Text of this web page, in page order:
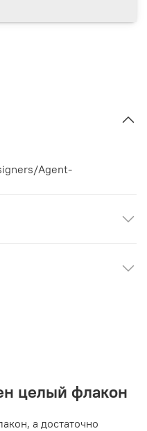
Agent-
целый флакон
а достаточно